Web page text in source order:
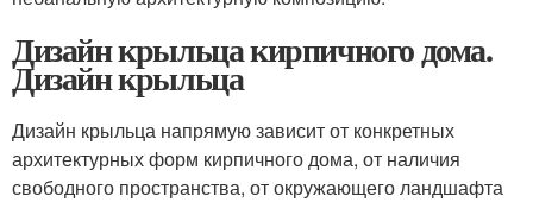
Дизайн крыльца кирпичного дома.
Дизайн крыльца
Дизайн крыльца напрямую зависит от конкретных
архитектурных форм кирпичного дома, от наличия
свободного пространства, от окружающего ландшафта